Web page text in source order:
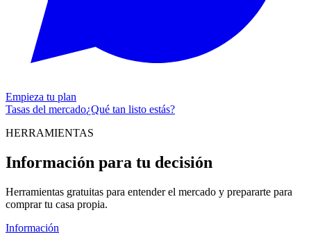
Empieza tu plan
Tasas del mercado¿Qué tan listo estás?
HERRAMIENTAS
Información para tu decisión
Herramientas gratuitas para entender el mercado y prepararte para
comprar tu casa propia.
Información